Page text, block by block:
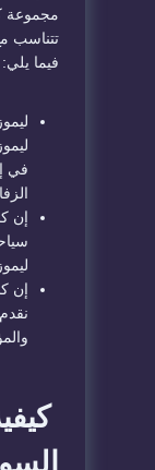
مجموعة
تتناسب
فيما يلي:
في
إن
إن